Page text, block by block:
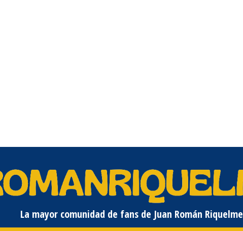
La mayor comunidad de fans de Juan Román Riquelme